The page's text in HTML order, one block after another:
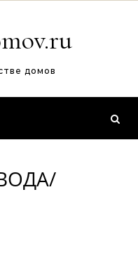
домов